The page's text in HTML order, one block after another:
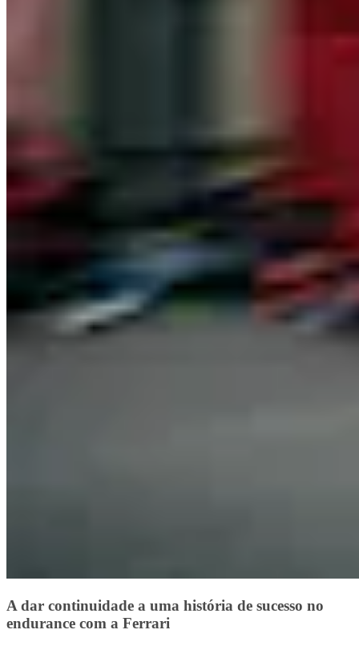
A dar continuidade a uma história de sucesso no
endurance com a Ferrari